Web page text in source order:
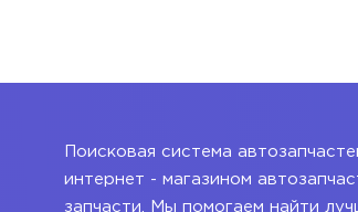
Поисковая система
интернет - магазином
запчасти. Мы помогаем найти